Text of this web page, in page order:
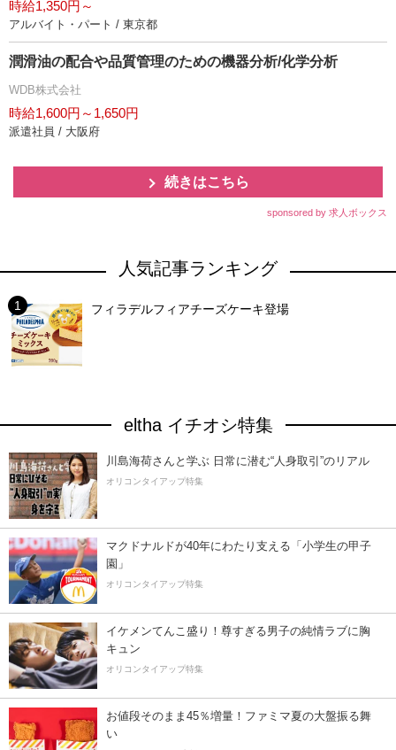
時給1,350円～
アルバイト・パート / 東京都
潤滑油の配合や品質管理のための機器分析/化学分析
WDB株式会社
時給1,600円～1,650円
派遣社員 / 大阪府
続きはこちら
sponsored by 求人ボックス
人気記事ランキング
フィラデルフィアチーズケーキ登場
eltha イチオシ特集
川島海荷さんと学ぶ 日常に潜む“人身取引”のリアル
オリコンタイアップ特集
マクドナルドが40年にわたり支える「小学生の甲子
園」
オリコンタイアップ特集
イケメンてんこ盛り！尊すぎる男子の純情ラブに胸
キュン
オリコンタイアップ特集
お値段そのまま45％増量！ファミマ夏の大盤振る舞
い